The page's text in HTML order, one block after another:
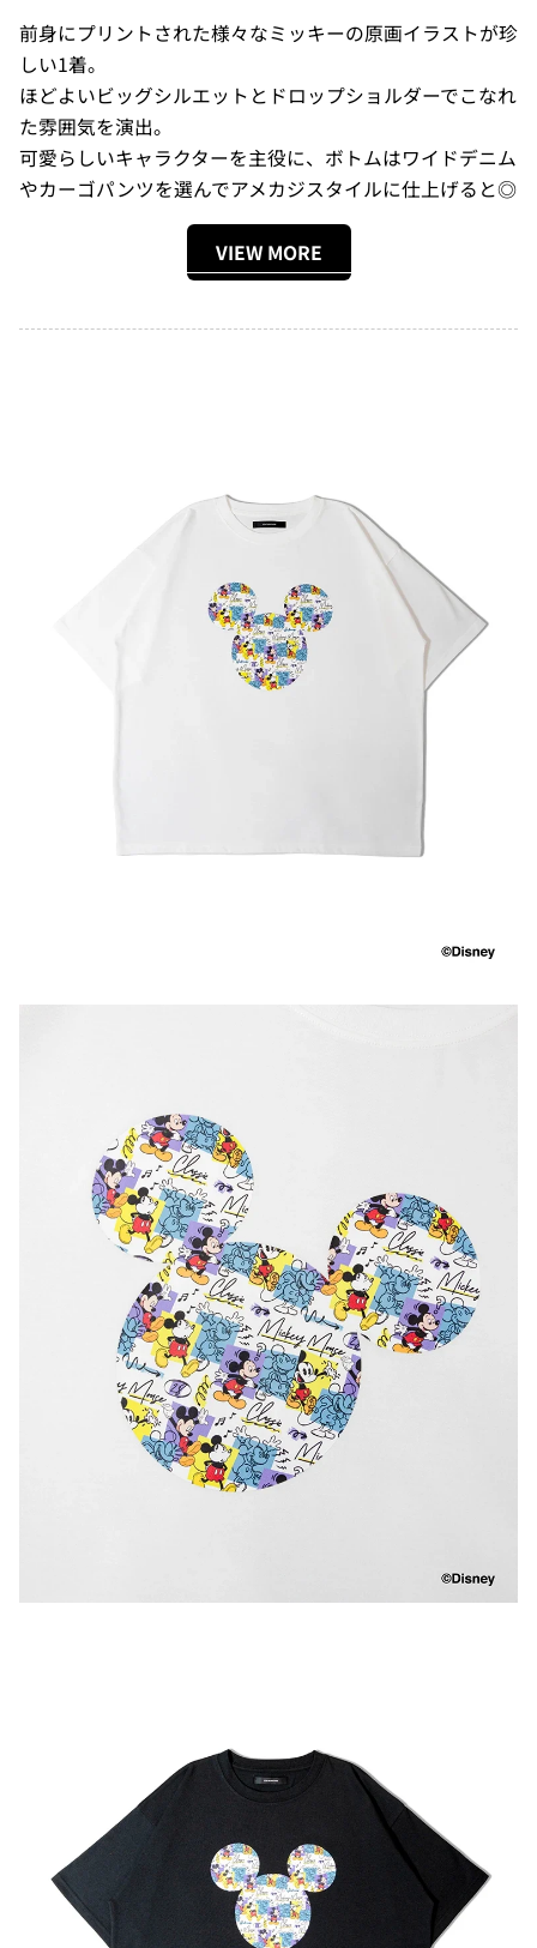
前身にプリントされた様々なミッキーの原画イラストが珍
しい1着。
ほどよいビッグシルエットとドロップショルダーでこなれ
た雰囲気を演出。
可愛らしいキャラクターを主役に、ボトムはワイドデニム
やカーゴパンツを選んでアメカジスタイルに仕上げると◎
VIEW MORE